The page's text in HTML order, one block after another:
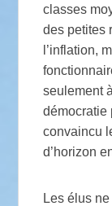
classes
des petites
l’inflation,
seulement
démocratie
convaincu
d’horizon
Les élus